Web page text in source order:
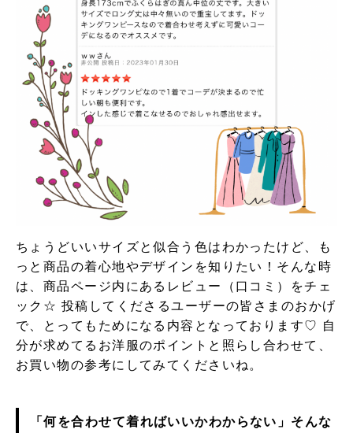
ちょうどいいサイズと似合う色はわかったけど、も
っと商品の着心地やデザインを知りたい！そんな時
は、商品ページ内にあるレビュー（口コミ）をチェ
ック☆ 投稿してくださるユーザーの皆さまのおかげ
で、とってもためになる内容となっております♡ 自
分が求めてるお洋服のポイントと照らし合わせて、
お買い物の参考にしてみてくださいね。
「何を合わせて着ればいいかわからない」そんな